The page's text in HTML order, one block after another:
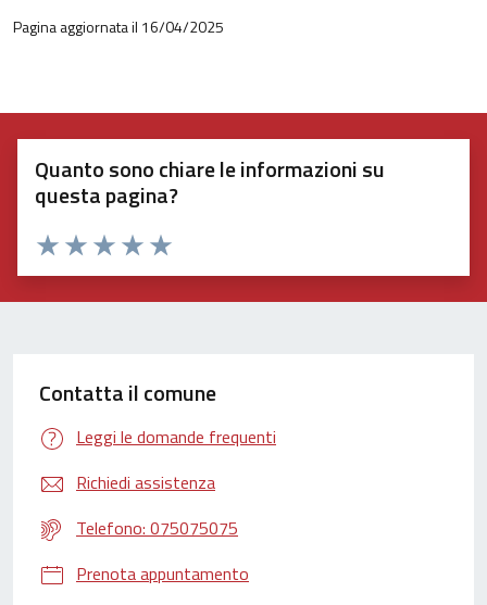
Pagina aggiornata il 16/04/2025
Quanto sono chiare le informazioni su
questa pagina?
Valuta 5 stelle su 5
Valuta 4 stelle su 5
Valuta 3 stelle su 5
Valuta 2 stelle su 5
Valuta 1 stelle su 5
Contatta il comune
Leggi le domande frequenti
Richiedi assistenza
Telefono: 075075075
Prenota appuntamento